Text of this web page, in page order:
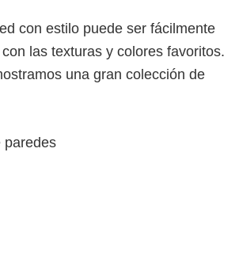
con estilo puede ser fácilmente
las texturas y colores favoritos.
una gran colección de